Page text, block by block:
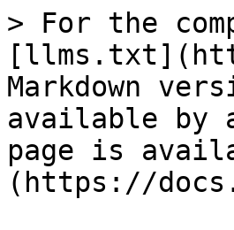
> For the
Markdown
available by
page is
(https://